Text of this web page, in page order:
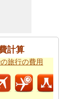
歳市美々新千
があります。
れません。あ
0012 北海道
計算
旅行の費用